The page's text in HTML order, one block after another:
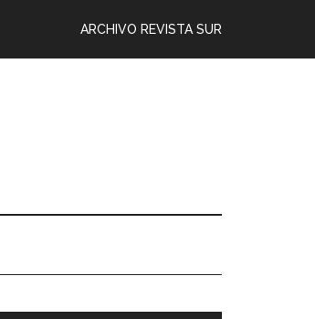
ARCHIVO REVISTA SUR